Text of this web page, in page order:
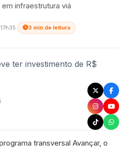
em infraestrutura viá
3 min de leitura
transversal Avançar, o